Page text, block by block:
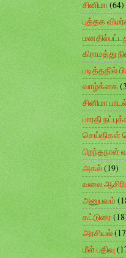
சினிமா(64)
புத்தக
கிராமத்து
படித்ததில்
வாழ்க்கை
சினிமா
பாரதி
செய்திகள்
பிறந்தநாள்
அகல்(19)
வலை
அனுபவம்
கட்டுரை
அரசியல்
மீள் பதிவு